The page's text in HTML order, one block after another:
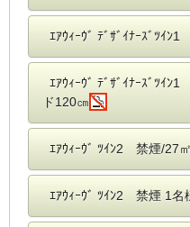
ｴｱｳｨｰｳﾞ ﾃﾞｻﾞｲﾅｰｽﾞﾂｲﾝ
ｴｱｳｨｰｳﾞ ﾃﾞｻﾞｲﾅｰｽﾞﾂｲﾝ
ド120㎝
ｴｱｳｨｰｳﾞ ﾂｲﾝ2 禁煙/27
ｴｱｳｨｰｳﾞ ﾂｲﾝ2 禁煙 1名